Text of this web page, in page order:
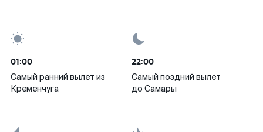
01:00
Самый ранний вылет из
Кременчуга
22:00
Самый поздний вылет
до Самары